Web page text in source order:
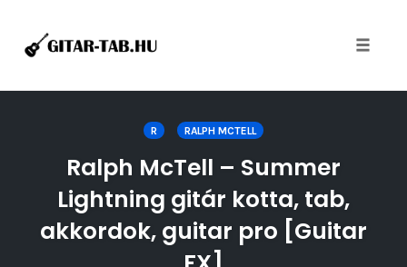
R RALPH MCTELL
Ralph McTell – Summer
Lightning gitár kotta, tab,
akkordok, guitar pro [Guitar